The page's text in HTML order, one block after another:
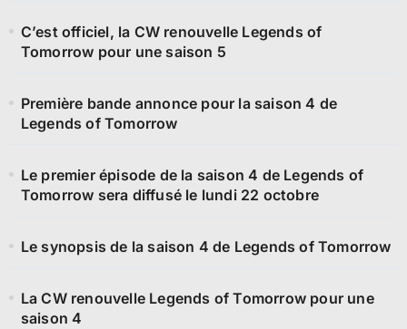
C’est officiel, la CW renouvelle Legends of
Tomorrow pour une saison 5
Première bande annonce pour la saison 4 de
Legends of Tomorrow
Le premier épisode de la saison 4 de Legends of
Tomorrow sera diffusé le lundi 22 octobre
Le synopsis de la saison 4 de Legends of Tomorrow
La CW renouvelle Legends of Tomorrow pour une
saison 4